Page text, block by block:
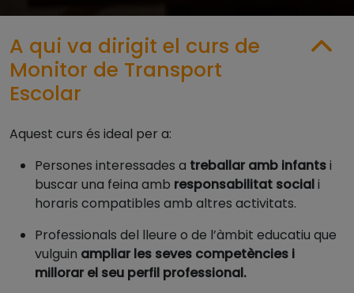
A qui va dirigit el curs de
Monitor de Transport
Escolar
Aquest curs és ideal per a:
Persones interessades a treballar amb infantsi
buscar una feina amb responsabilitat sociali
horaris compatibles amb altres activitats.
Professionals del lleure o de l’àmbit educatiu que
vulguin ampliar les seves competències i
millorar el seu perfil professional.